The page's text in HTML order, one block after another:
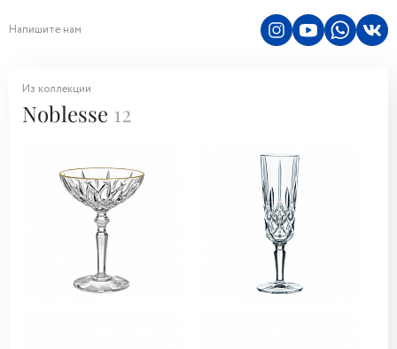
Напишите нам
Из коллекции
Noblesse 12